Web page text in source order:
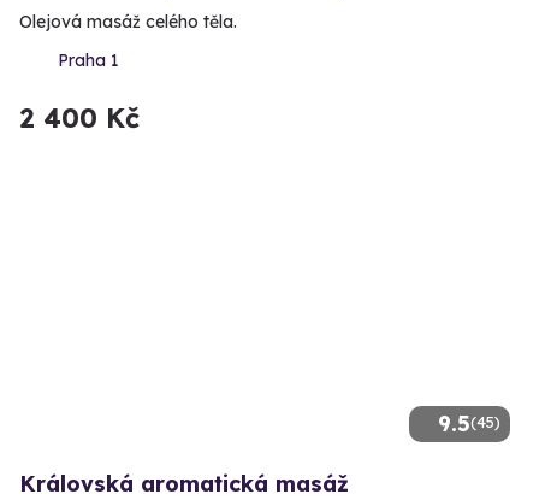
Olejová masáž celého těla.
Praha 1
2 400 Kč
9.5(45)
Královská aromatická masáž